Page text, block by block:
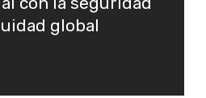
global